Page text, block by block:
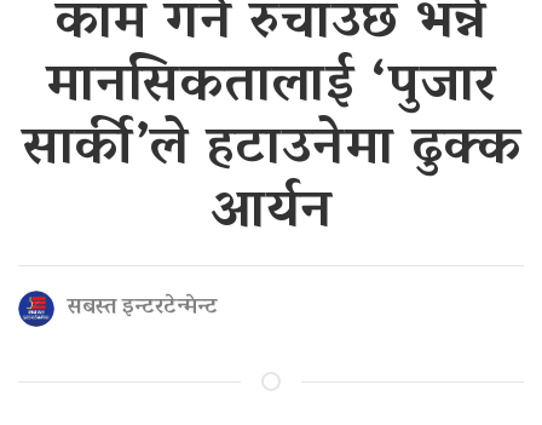
काम गर्न रुचाउँछ भन्ने
मानसिकतालाई ‘पुजार
सार्की’ले हटाउनेमा ढुक्क
आर्यन
सबस्त इन्टरटेन्मेन्ट